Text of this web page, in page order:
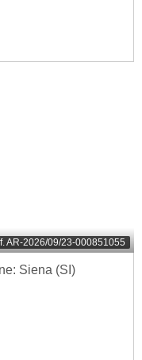
AR-2026/09/23-000851055
Siena (SI)